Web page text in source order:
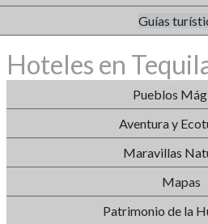
Guías
Hoteles en
Pueblos
Aventura y
Maravillas
Mapas
Patrimonio de la